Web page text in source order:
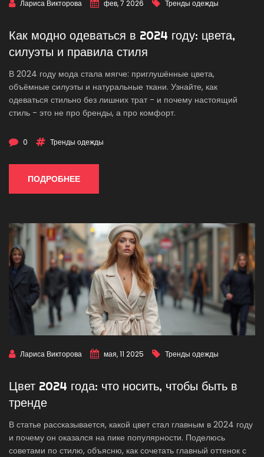
Лариса Викторова фев, 7 2026 Тренды одежды
Как модно одеваться в 2024 году: цвета,
силуэты и правила стиля
В 2024 году мода стала мягче: приглушённые цвета,
объёмные силуэты и натуральные ткани. Узнайте, как
одеваться стильно без лишних трат - и почему настоящий
стиль - это не про бренды, а про комфорт.
0 Тренды одежды
ПОДРОБНЕЕ
Лариса Викторова мая, 11 2025 Тренды одежды
Цвет 2024 года: что носить, чтобы быть в
тренде
В статье рассказывается, какой цвет стал главным в 2024 году
и почему он оказался на пике популярности. Поделюсь
советами по стилю, объясню, как сочетать главный оттенок с